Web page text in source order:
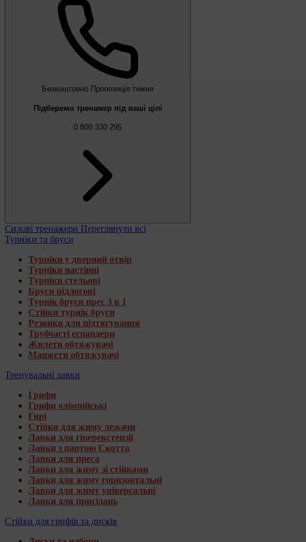
Безкоштовно Пропозиція тижня
Підберемо тренажер під ваші цілі
0 800 330 295
Силові тренажери Переглянути всі
Турніки та бруси
Турніки у дверний отвір
Турніки настінні
Турніки стельові
Бруси підлогові
Турнік бруси прес 3 в 1
Стійки турнік бруси
Резинки для підтягування
Трубчасті еспандери
Жилети обтяжувачі
Манжети обтяжувачі
Тренувальні лавки
Грифи
Грифи олімпійські
Гирі
Стійки для жиму лежачи
Лавки для гіперекстензії
Лавки з партою Скотта
Лавки для преса
Лавки для жиму зі стійками
Лавки для жиму горизонтальні
Лавки для жиму універсальні
Лавки для присідань
Стійки для грифів та дисків